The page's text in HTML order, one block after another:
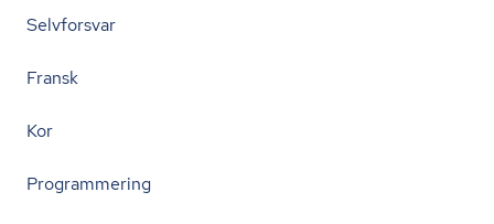
Selvforsvar
Fransk
Kor
Programmering